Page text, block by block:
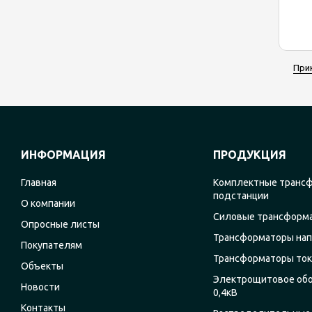
ИНФОРМАЦИЯ
Главная
О компании
Опросные листы
Покупателям
Объекты
Новости
Контакты
ПРОДУКЦИЯ
Комплектные
подстанции
Силовые
Трансформаторы
Трансформаторы
Электрощитовое
0,4кВ